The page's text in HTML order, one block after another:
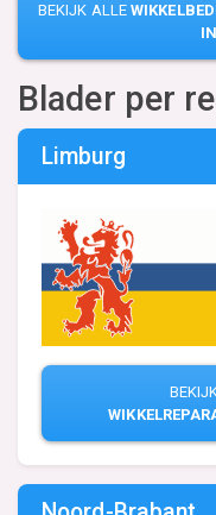
BEKIJK ALLE
Blader per
Limburg